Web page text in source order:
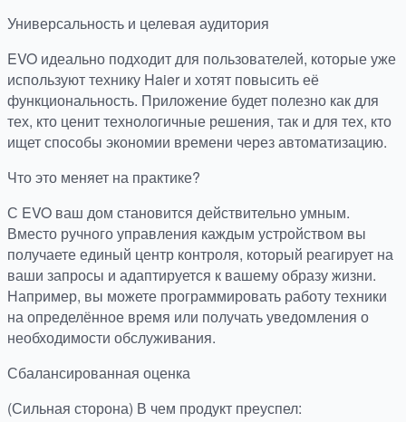
Универсальность и целевая аудитория
EVO идеально подходит для пользователей, которые уже
используют технику Haier и хотят повысить её
функциональность. Приложение будет полезно как для
тех, кто ценит технологичные решения, так и для тех, кто
ищет способы экономии времени через автоматизацию.
Что это меняет на практике?
С EVO ваш дом становится действительно умным.
Вместо ручного управления каждым устройством вы
получаете единый центр контроля, который реагирует на
ваши запросы и адаптируется к вашему образу жизни.
Например, вы можете программировать работу техники
на определённое время или получать уведомления о
необходимости обслуживания.
Сбалансированная оценка
(Сильная сторона) В чем продукт преуспел: